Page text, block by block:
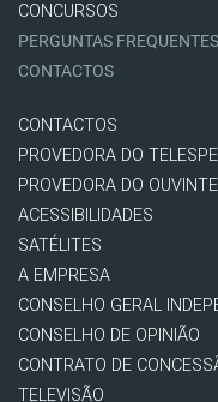
CONCURSOS
PERGUNTAS FREQUENTES
CONTACTOS
CONTACTOS
PROVEDORA DO
PROVEDORA DO OUVINTE
ACESSIBILIDADES
SATÉLITES
A EMPRESA
CONSELHO GERAL
CONSELHO DE OPINIÃO
CONTRATO DE
TELEVISÃO